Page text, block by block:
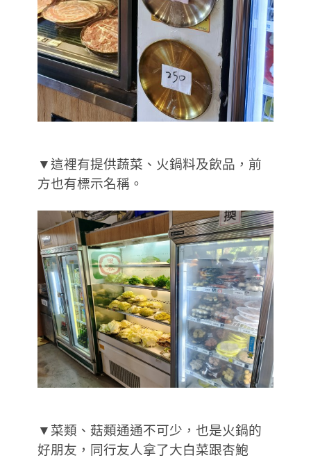
▼這裡有提供蔬菜、火鍋料及飲品，前
方也有標示名稱。
▼菜類、菇類通通不可少，也是火鍋的
好朋友，同行友人拿了大白菜跟杏鮑